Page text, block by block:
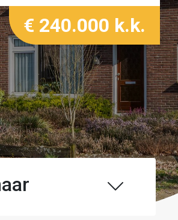
€ 240.000 k.k.